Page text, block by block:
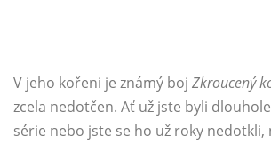
V jeho kořeni je známý boj Zkroucený
zcela nedotčen. Ať už jste byli
série nebo jste se ho už roky nedotkli,